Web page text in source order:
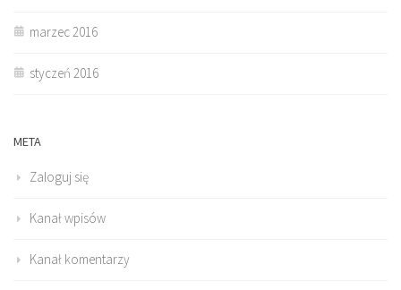
marzec 2016
styczeń 2016
META
Zaloguj się
Kanał wpisów
Kanał komentarzy